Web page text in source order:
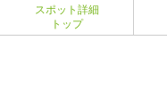
スポット詳細
トップ